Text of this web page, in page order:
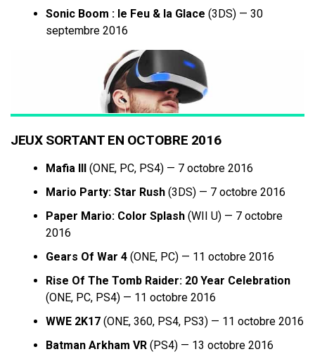
Sonic Boom : le Feu & la Glace (3DS) — 30
septembre 2016
JEUX SORTANT EN OCTOBRE 2016
Mafia III (ONE, PC, PS4) — 7 octobre 2016
Mario Party: Star Rush (3DS) — 7 octobre 2016
Paper Mario: Color Splash (WII U) — 7 octobre
2016
Gears Of War 4 (ONE, PC) — 11 octobre 2016
Rise Of The Tomb Raider: 20 Year Celebration
(ONE, PC, PS4) — 11 octobre 2016
WWE 2K17 (ONE, 360, PS4, PS3) — 11 octobre 2016
Batman Arkham VR (PS4) — 13 octobre 2016